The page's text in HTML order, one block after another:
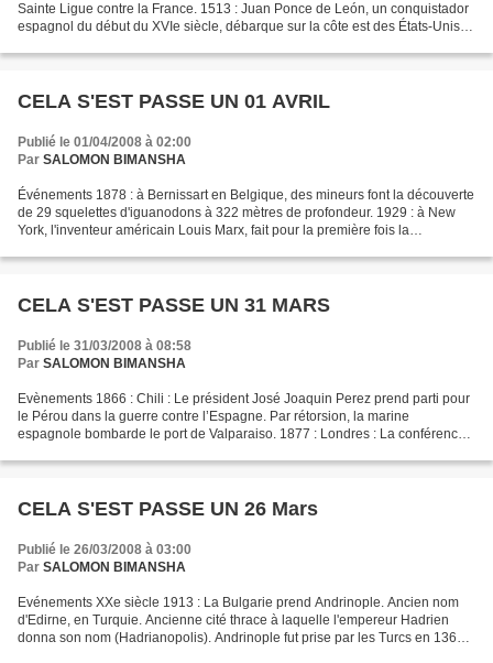
Sainte Ligue contre la France. 1513 : Juan Ponce de León, un conquistador
espagnol du début du XVIe siècle, débarque sur la côte est des États-Unis.
CELA S'EST PASSE UN 01 AVRIL
Publié le 01/04/2008 à 02:00
Par SALOMON BIMANSHA
Événements 1878 : à Bernissart en Belgique, des mineurs font la découverte
de 29 squelettes d'iguanodons à 322 mètres de profondeur. 1929 : à New
York, l'inventeur américain Louis Marx, fait pour la première fois la
CELA S'EST PASSE UN 31 MARS
Publié le 31/03/2008 à 08:58
Par SALOMON BIMANSHA
Evènements 1866 : Chili : Le président José Joaquin Perez prend parti pour
le Pérou dans la guerre contre l’Espagne. Par rétorsion, la marine
espagnole bombarde le port de Valparaiso. 1877 : Londres : La conférence
CELA S'EST PASSE UN 26 Mars
Publié le 26/03/2008 à 03:00
Par SALOMON BIMANSHA
Evénements XXe siècle 1913 : La Bulgarie prend Andrinople. Ancien nom
d'Edirne, en Turquie. Ancienne cité thrace à laquelle l'empereur Hadrien
donna son nom (Hadrianopolis). Andrinople fut prise par les Turcs en 1360.